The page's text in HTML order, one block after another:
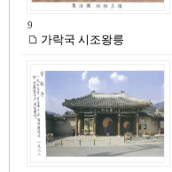
9
가락국 시조왕릉